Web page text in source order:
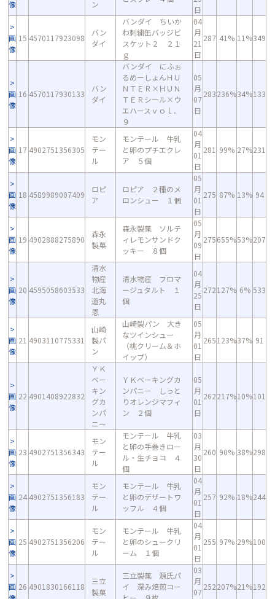
像
ン
日
画
像
15 4570117923098
バン
ダイ
バンダイ ちいか
わ刺繍缶バッジビ
スケット２ ２１
ｇ
04
月
21
日
287 41% 11%349
画
像
16 4570117930133
バン
ダイ
バンダイ にふぉ
るめーしょんＨＵ
ＮＴＥＲ×ＨＵＮ
ＴＥＲシール×ウ
エハースｖｏｌ．
９
05
月
07
日
283236%34%133
画
像
17 4902751356305
モン
テー
ル
モンテール 牛乳
と卵のプチエクレ
ア ５個
04
月
01
日
281 99% 27%231
画
像
18 4589989007409
ロピ
ア
ロピア ２種のメ
ロンシュー １個
05
月
01
日
275 87% 13% 94
画
像
19 4902888275890
森永
製菓
森永製菓 ソルテ
ィレモンサンドク
ッキー ８個
05
月
09
日
275655%53%207
画
像
20 4595058603533
清水
物産
北海
道丸
恩
清水物産 フロマ
ージュタルト １
個
04
月
25
日
272127% 6% 533
画
像
21 4903110775331
山崎
製パ
ン
山崎製パン 大き
なツインシュー
（桃クリーム＆ホ
イップ）
05
月
01
日
265123%37% 91
画
像
22 4901408922832
ＹＫ
ベー
キン
グカ
ンパ
ニー
ＹＫベーキングカ
ンパニー しっと
りオレンジマフィ
ン ２個
05
月
01
日
262217%10%101
画
像
23 4902751356343
モン
テー
ル
モンテール 牛乳
と卵の手巻きロー
ル・生チョコ ４
個
03
月
30
日
260 90% 38%298
画
像
24 4902751356183
モン
テー
ル
モンテール 牛乳
と卵のデザートワ
ッフル ４個
04
月
01
日
257 92% 18%244
画
像
25 4902751356206
モン
テー
ル
モンテール 牛乳
と卵のシュークリ
ーム １個
04
月
01
日
255 97% 29%100
画 26 4901830166118
三立
製菓
三立製菓 源氏パ
イ 深み焙煎コー
03
月
07
252207%21%192